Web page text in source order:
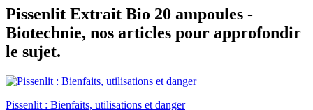
Pissenlit Extrait Bio 20 ampoules -
Biotechnie, nos articles pour approfondir
le sujet.
Pissenlit : Bienfaits, utilisations et danger